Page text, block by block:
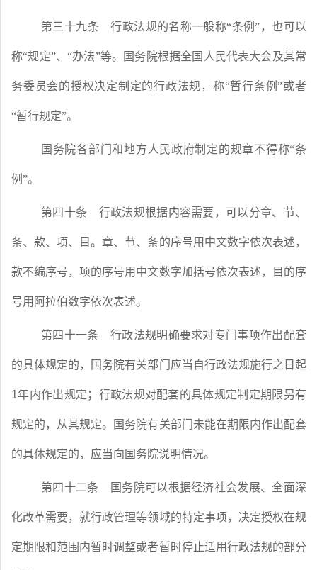
第三十九条 行政法规的名称一般称“条例”，也可以
称“规定”、“办法”等。国务院根据全国人民代表大会及其常
务委员会的授权决定制定的行政法规，称“暂行条例”或者
“暂行规定”。
国务院各部门和地方人民政府制定的规章不得称“条
例”。
第四十条 行政法规根据内容需要，可以分章、节、
条、款、项、目。章、节、条的序号用中文数字依次表述，
款不编序号，项的序号用中文数字加括号依次表述，目的序
号用阿拉伯数字依次表述。
第四十一条 行政法规明确要求对专门事项作出配套
的具体规定的，国务院有关部门应当自行政法规施行之日起
1年内作出规定；行政法规对配套的具体规定制定期限另有
规定的，从其规定。国务院有关部门未能在期限内作出配套
的具体规定的，应当向国务院说明情况。
第四十二条 国务院可以根据经济社会发展、全面深
化改革需要，就行政管理等领域的特定事项，决定授权在规
定期限和范围内暂时调整或者暂时停止适用行政法规的部分